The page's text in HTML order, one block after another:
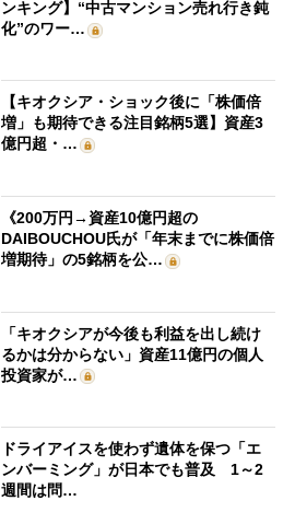
ンキング】“中古マンション売れ行き鈍
化”のワー…
【キオクシア・ショック後に「株価倍
増」も期待できる注目銘柄5選】資産3
億円超・…
《200万円→資産10億円超の
DAIBOUCHOU氏が「年末までに株価倍
増期待」の5銘柄を公…
「キオクシアが今後も利益を出し続け
るかは分からない」資産11億円の個人
投資家が…
ドライアイスを使わず遺体を保つ「エ
ンバーミング」が日本でも普及 1～2
週間は問…